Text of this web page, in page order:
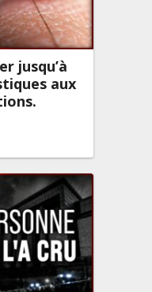
jusqu’à
aux